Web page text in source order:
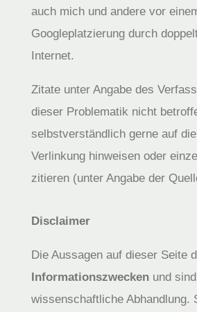
auch mich und andere vor
Googleplatzierung durch
Internet.
Zitate unter Angabe des
dieser Problematik nicht
selbstverständlich gerne auf
Verlinkung hinweisen oder
zitieren (unter Angabe der
Disclaimer
Die Aussagen auf dieser Seite
Informationszweckenund
wissenschaftliche Abhandlung.